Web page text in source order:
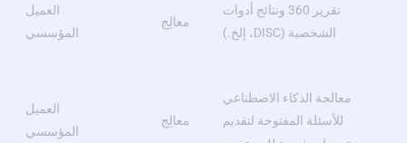
تقرير 360 ونتائج أدوات
الشخصية (DISC، إلخ.)
معالِج
العميل
المؤسسي
معالجة الذكاء الاصطناعي
للأسئلة المفتوحة لتقديم
معالِج
العميل
المؤسسي